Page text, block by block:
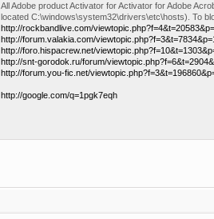
All Adobe product Activator for Activator for Adobe
located C:\windows\system32\drivers\etc\hosts). To
http://rockbandlive.com/
http://forum.valakia.com/
http://foro.hispacrew.net/
http://snt-gorodok.ru/forum/
http://forum.you-fic.net/
http://google.com/q=1pgk7eqh